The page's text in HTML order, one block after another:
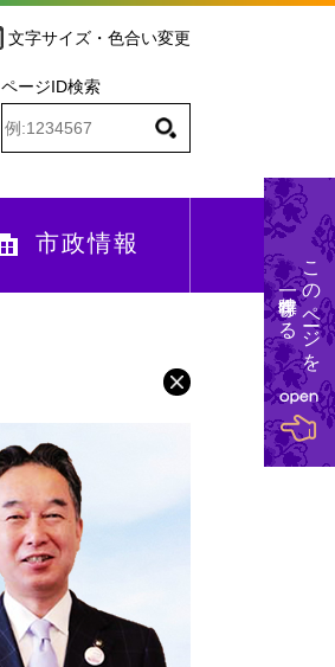
文字サイズ・色合い変更
ページID検索
市政情報
このページを
一時保存する